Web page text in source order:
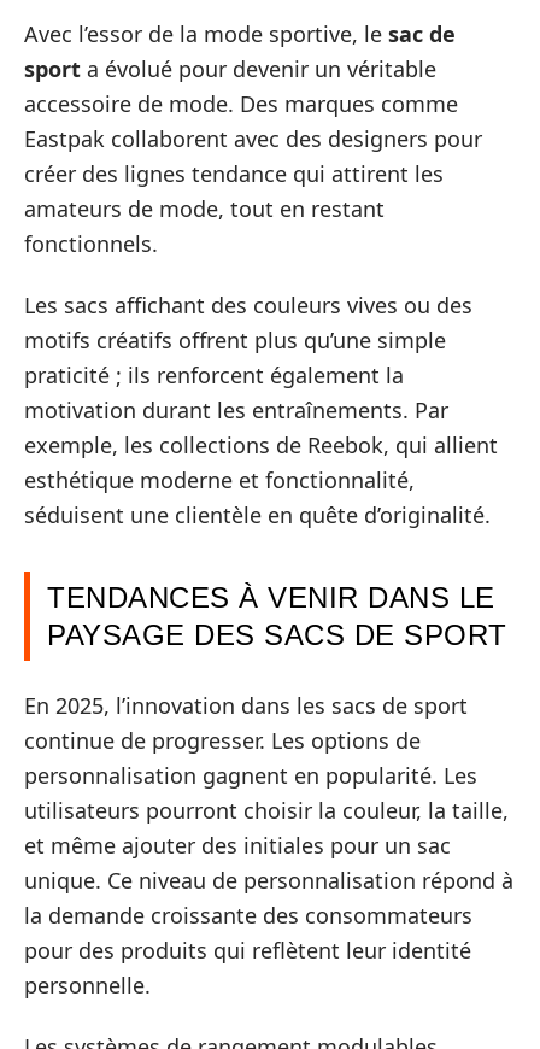
Avec l’essor de la mode sportive, le sac de
sport a évolué pour devenir un véritable
accessoire de mode. Des marques comme
Eastpak collaborent avec des designers pour
créer des lignes tendance qui attirent les
amateurs de mode, tout en restant
fonctionnels.
Les sacs affichant des couleurs vives ou des
motifs créatifs offrent plus qu’une simple
praticité ; ils renforcent également la
motivation durant les entraînements. Par
exemple, les collections de Reebok, qui allient
esthétique moderne et fonctionnalité,
séduisent une clientèle en quête d’originalité.
TENDANCES À VENIR DANS LE
PAYSAGE DES SACS DE SPORT
En 2025, l’innovation dans les sacs de sport
continue de progresser. Les options de
personnalisation gagnent en popularité. Les
utilisateurs pourront choisir la couleur, la taille,
et même ajouter des initiales pour un sac
unique. Ce niveau de personnalisation répond à
la demande croissante des consommateurs
pour des produits qui reflètent leur identité
personnelle.